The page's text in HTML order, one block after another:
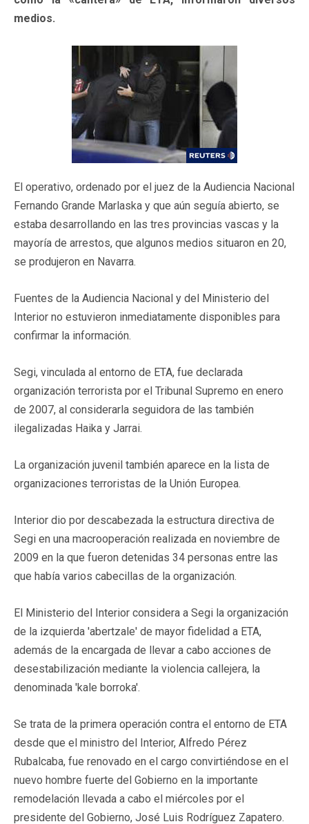
medios.
El operativo, ordenado por el juez de la Audiencia Nacional
Fernando Grande Marlaska y que aún seguía abierto, se
estaba desarrollando en las tres provincias vascas y la
mayoría de arrestos, que algunos medios situaron en 20,
se produjeron en Navarra.
Fuentes de la Audiencia Nacional y del Ministerio del
Interior no estuvieron inmediatamente disponibles para
confirmar la información.
Segi, vinculada al entorno de ETA, fue declarada
organización terrorista por el Tribunal Supremo en enero
de 2007, al considerarla seguidora de las también
ilegalizadas Haika y Jarrai.
La organización juvenil también aparece en la lista de
organizaciones terroristas de la Unión Europea.
Interior dio por descabezada la estructura directiva de
Segi en una macrooperación realizada en noviembre de
2009 en la que fueron detenidas 34 personas entre las
que había varios cabecillas de la organización.
El Ministerio del Interior considera a Segi la organización
de la izquierda 'abertzale' de mayor fidelidad a ETA,
además de la encargada de llevar a cabo acciones de
desestabilización mediante la violencia callejera, la
denominada 'kale borroka'.
Se trata de la primera operación contra el entorno de ETA
desde que el ministro del Interior, Alfredo Pérez
Rubalcaba, fue renovado en el cargo convirtiéndose en el
nuevo hombre fuerte del Gobierno en la importante
remodelación llevada a cabo el miércoles por el
presidente del Gobierno, José Luis Rodríguez Zapatero.